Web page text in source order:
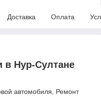
Доставка Оплата
в Нур-Султане
автомобиля, Ремонт